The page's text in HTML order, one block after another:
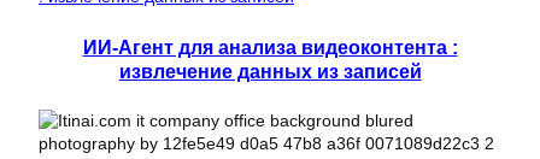
ИИ-Агент для анализа видеоконтента :
извлечение данных из записей